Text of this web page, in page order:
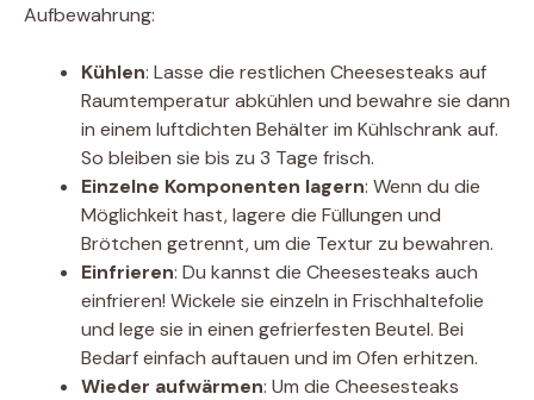
Aufbewahrung:
Kühlen: Lasse die restlichen Cheesesteaks auf
Raumtemperatur abkühlen und bewahre sie dann
in einem luftdichten Behälter im Kühlschrank auf.
So bleiben sie bis zu 3 Tage frisch.
Einzelne Komponenten lagern: Wenn du die
Möglichkeit hast, lagere die Füllungen und
Brötchen getrennt, um die Textur zu bewahren.
Einfrieren: Du kannst die Cheesesteaks auch
einfrieren! Wickele sie einzeln in Frischhaltefolie
und lege sie in einen gefrierfesten Beutel. Bei
Bedarf einfach auftauen und im Ofen erhitzen.
Wieder aufwärmen: Um die Cheesesteaks